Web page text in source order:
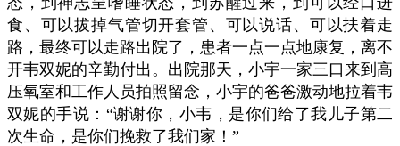
食、可以拔掉气管切开套管、可以说话、可以扶着走
路，最终可以走路出院了，患者一点一点地康复，离不
开韦双妮的辛勤付出。出院那天，小宇一家三口来到高
压氧室和工作人员拍照留念，小宇的爸爸激动地拉着韦
双妮的手说：“谢谢你，小韦，是你们给了我儿子第二
次生命，是你们挽救了我们家！”